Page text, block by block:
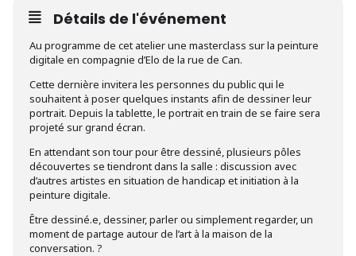
Détails de l'événement
Au programme de cet atelier une masterclass sur la peinture
digitale en compagnie d’Elo de la rue de Can.
Cette dernière invitera les personnes du public qui le
souhaitent à poser quelques instants afin de dessiner leur
portrait. Depuis la tablette, le portrait en train de se faire sera
projeté sur grand écran.
En attendant son tour pour être dessiné, plusieurs pôles
découvertes se tiendront dans la salle : discussion avec
d’autres artistes en situation de handicap et initiation à la
peinture digitale.
Être dessiné.e, dessiner, parler ou simplement regarder, un
moment de partage autour de l’art à la maison de la
conversation. ?